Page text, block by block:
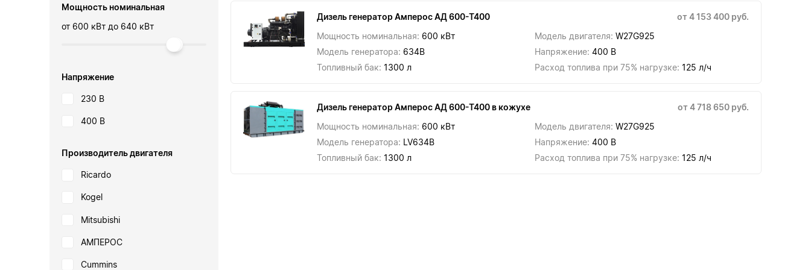
Мощность номинальная
от 600 кВт до 640 кВт
Напряжение
230 В
400 В
Производитель двигателя
Ricardo
Kogel
Mitsubishi
АМПЕРОС
Cummins
Дизель генератор Амперос АД 600-Т400
от 4 153 400 руб.
Мощность номинальная: 600 кВт Модель двигателя: W27G925
Модель генератора: 634В Напряжение: 400 В
Топливный бак: 1300 л Расход топлива при 75% нагрузке: 125 л/ч
Дизель генератор Амперос АД 600-Т400 в кожухе
от 4 718 650 руб.
Мощность номинальная: 600 кВт Модель двигателя: W27G925
Модель генератора: LV634В Напряжение: 400 В
Топливный бак: 1300 л Расход топлива при 75% нагрузке: 125 л/ч